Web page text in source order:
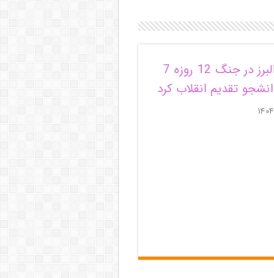
استان البرز در جنگ 12 روزه 7
تقدیم انقلاب کرد